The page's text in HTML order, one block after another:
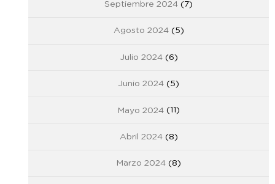
Septiembre 2024 (7)
Agosto 2024(5)
Julio 2024(6)
Junio 2024 (5)
Mayo 2024 (11)
Abril 2024(8)
Marzo 2024 (8)